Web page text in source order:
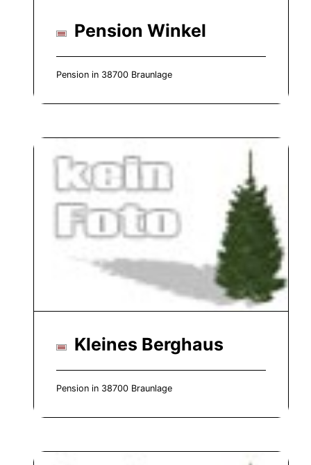
Pension Winkel
Pension in 38700 Braunlage
Kleines Berghaus
Pension in 38700 Braunlage